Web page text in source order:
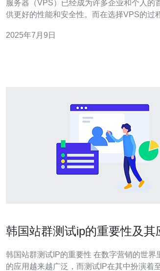
服务器（VPS）已经成为许多企业和个人的
供更好的性能和安全性。而在选择VPS的过
VPS因其良好的网络连接和便宜的价格而备
2025年7月9日
韩国站群测试ip的重要性及其
韩国站群测试IP的重要性 在数字营销的世界
的应用越来越广泛，而测试IP在其中扮演着